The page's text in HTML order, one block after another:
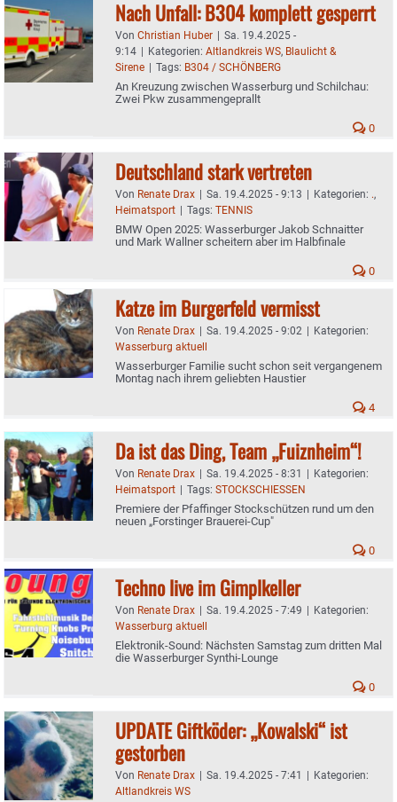
Nach Unfall: B304 komplett gesperrt
Von Christian Huber | Sa. 19.4.2025 -
9:14 | Kategorien: Altlandkreis WS, Blaulicht &
Sirene | Tags: B304 / SCHÖNBERG
An Kreuzung zwischen Wasserburg und Schilchau:
Zwei Pkw zusammengeprallt
0
Deutschland stark vertreten
Von Renate Drax | Sa. 19.4.2025 - 9:13 | Kategorien: .,
Heimatsport | Tags: TENNIS
BMW Open 2025: Wasserburger Jakob Schnaitter
und Mark Wallner scheitern aber im Halbfinale
0
Katze im Burgerfeld vermisst
Von Renate Drax | Sa. 19.4.2025 - 9:02 | Kategorien:
Wasserburg aktuell
Wasserburger Familie sucht schon seit vergangenem
Montag nach ihrem geliebten Haustier
4
Da ist das Ding, Team „Fuiznheim“!
Von Renate Drax | Sa. 19.4.2025 - 8:31 | Kategorien:
Heimatsport | Tags: STOCKSCHIESSEN
Premiere der Pfaffinger Stockschützen rund um den
neuen „Forstinger Brauerei-Cup"
0
Techno live im Gimplkeller
Von Renate Drax | Sa. 19.4.2025 - 7:49 | Kategorien:
Wasserburg aktuell
Elektronik-Sound: Nächsten Samstag zum dritten Mal
die Wasserburger Synthi-Lounge
0
UPDATE Giftköder: „Kowalski“ ist
gestorben
Von Renate Drax | Sa. 19.4.2025 - 7:41 | Kategorien:
Altlandkreis WS